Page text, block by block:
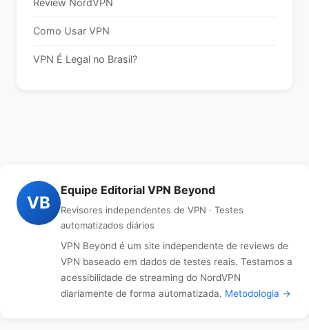
Review NordVPN
Como Usar VPN
VPN É Legal no Brasil?
VB
Equipe Editorial VPN Beyond
Revisores independentes de VPN · Testes
automatizados diários
VPN Beyond é um site independente de reviews de
VPN baseado em dados de testes reais. Testamos a
acessibilidade de streaming do NordVPN
diariamente de forma automatizada. Metodologia →